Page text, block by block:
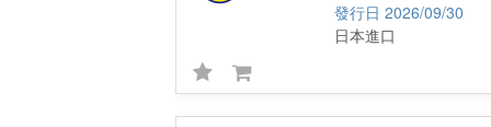
2026/09/30
日本進口